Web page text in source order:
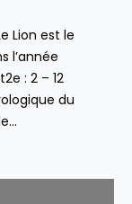
Lion est le
l’année
: 2 – 12
du